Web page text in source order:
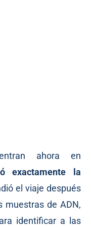
ahora en
exactamente la
el viaje después
muestras de ADN,
identificar a las